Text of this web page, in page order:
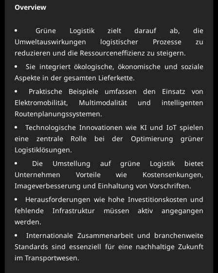
Overview
Grüne Logistik zielt darauf ab, die
Umweltauswirkungen logistischer Prozesse zu
reduzieren und die Ressourceneffizienz zu steigern.
Sie integriert ökologische, ökonomische und soziale
Aspekte in der gesamten Lieferkette.
Praktische Beispiele umfassen den Einsatz von
Elektromobilität, Multimodalität und intelligenten
Routenplanungssystemen.
Technologische Innovationen wie KI und IoT spielen
eine zentrale Rolle bei der Optimierung grüner
Logistiklösungen.
Die Umstellung auf grüne Logistik bietet
Unternehmen Vorteile wie Kostensenkungen,
Imageverbesserung und Einhaltung von Vorschriften.
Herausforderungen wie hohe Investitionskosten und
fehlende Infrastruktur müssen aktiv angegangen
werden.
Internationale Zusammenarbeit und branchenweite
Standards sind essenziell für eine nachhaltige Zukunft
im Transportwesen.